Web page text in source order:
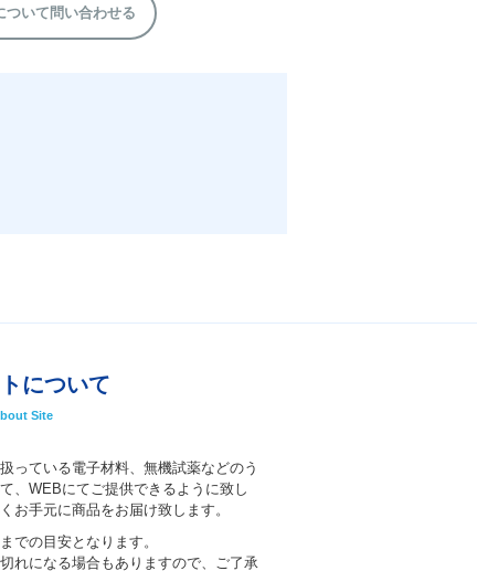
ついて問い合わせる
について
Site
っている電子材料、無機試薬などのう
、WEBにてご提供できるように致し
お手元に商品をお届け致します。
での目安となります。
れになる場合もありますので、ご了承